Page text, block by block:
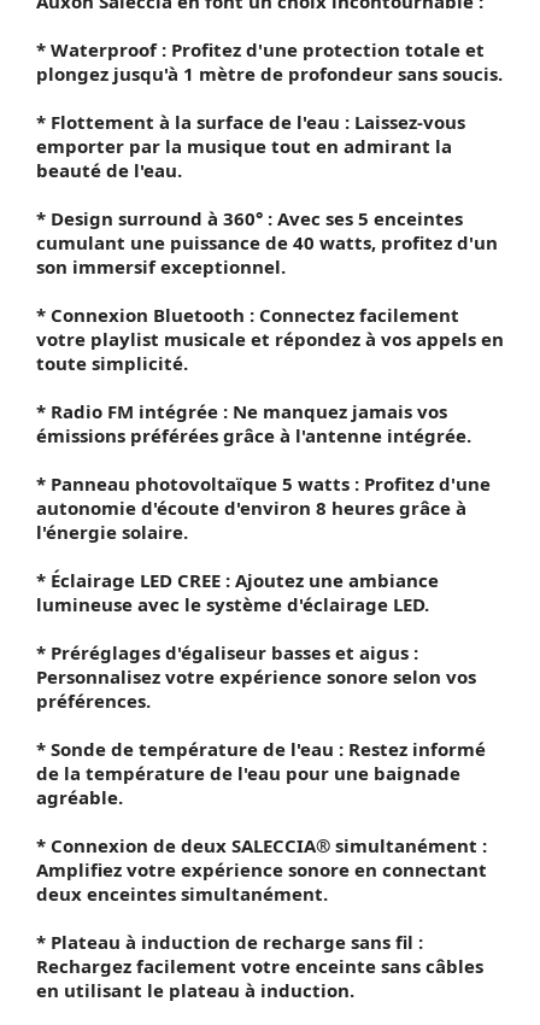
* Waterproof : Profitez d'une protection totale et
plongez jusqu'à 1 mètre de profondeur sans soucis.
* Flottement à la surface de l'eau : Laissez-vous
emporter par la musique tout en admirant la
beauté de l'eau.
* Design surround à 360° : Avec ses 5 enceintes
cumulant une puissance de 40 watts, profitez d'un
son immersif exceptionnel.
* Connexion Bluetooth : Connectez facilement
votre playlist musicale et répondez à vos appels en
toute simplicité.
* Radio FM intégrée : Ne manquez jamais vos
émissions préférées grâce à l'antenne intégrée.
* Panneau photovoltaïque 5 watts : Profitez d'une
autonomie d'écoute d'environ 8 heures grâce à
l'énergie solaire.
* Éclairage LED CREE : Ajoutez une ambiance
lumineuse avec le système d'éclairage LED.
* Préréglages d'égaliseur basses et aigus :
Personnalisez votre expérience sonore selon vos
préférences.
* Sonde de température de l'eau : Restez informé
de la température de l'eau pour une baignade
agréable.
* Connexion de deux SALECCIA® simultanément :
Amplifiez votre expérience sonore en connectant
deux enceintes simultanément.
* Plateau à induction de recharge sans fil :
Rechargez facilement votre enceinte sans câbles
en utilisant le plateau à induction.